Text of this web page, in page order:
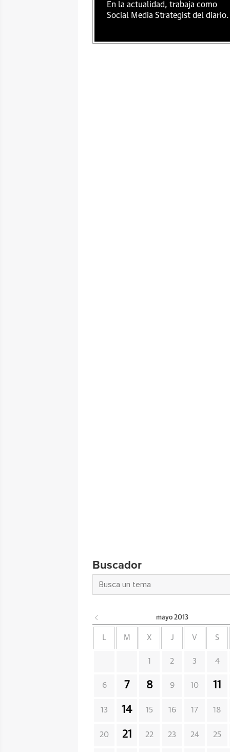
En la actualidad, trabaja como
Social Media Strategist del diario.
Buscador
mayo 2013
L M X J V S
1 2 3 4
6 7 8 9 10 11
13 14 15 16 17 18
20 21 22 23 24 25